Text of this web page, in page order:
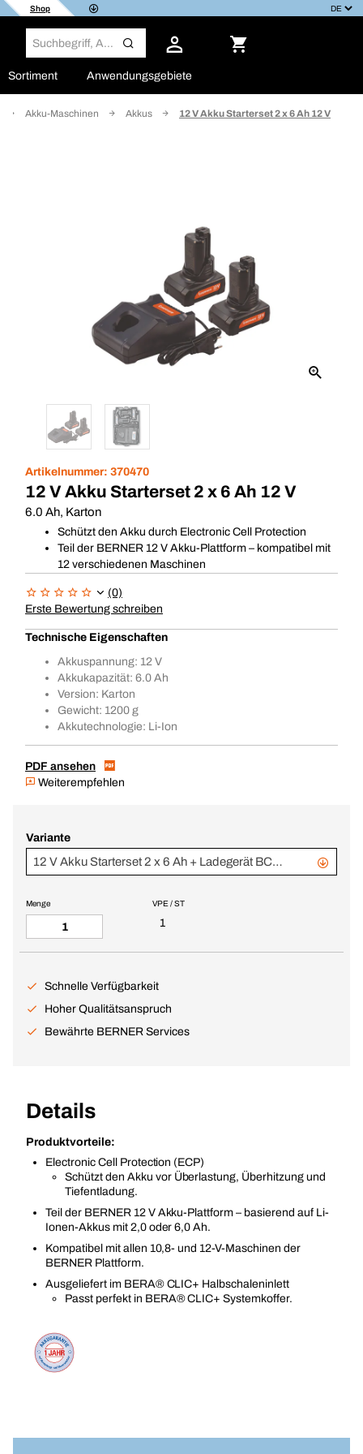
Shop
Sortiment Anwendungsgebiete
Akku-Maschinen Akkus 12 V Akku Starterset 2 x 6 Ah 12 V
Artikelnummer: 370470
12 V Akku Starterset 2 x 6 Ah 12 V
6.0 Ah, Karton
Schützt den Akku durch Electronic Cell Protection
Teil der BERNER 12 V Akku-Plattform – kompatibel mit
12 verschiedenen Maschinen
(0)
Erste Bewertung schreiben
Technische Eigenschaften
Akkuspannung: 12 V
Akkukapazität: 6.0 Ah
Version: Karton
Gewicht: 1200 g
Akkutechnologie: Li-Ion
PDF ansehen
Weiterempfehlen
Variante
12 V Akku Starterset 2 x 6 Ah + Ladegerät BCCF
VPE / ST
1
Menge
Schnelle Verfügbarkeit
Hoher Qualitätsanspruch
Bewährte BERNER Services
Details
Produktvorteile:
Electronic Cell Protection (ECP)
Schützt den Akku vor Überlastung, Überhitzung und
Tiefentladung.
Teil der BERNER 12 V Akku-Plattform – basierend auf Li-
Ionen-Akkus mit 2,0 oder 6,0 Ah.
Kompatibel mit allen 10,8- und 12-V-Maschinen der
BERNER Plattform.
Ausgeliefert im BERA® CLIC+ Halbschaleninlett
Passt perfekt in BERA® CLIC+ Systemkoffer.